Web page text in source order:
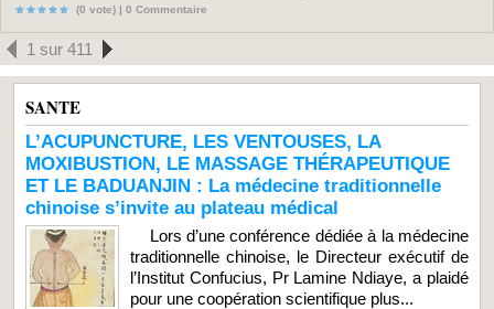
(0 vote) | 0 Commentaire
1 sur 411
SANTE
L’ACUPUNCTURE, LES VENTOUSES, LA
MOXIBUSTION, LE MASSAGE THÉRAPEUTIQUE
ET LE BADUANJIN : La médecine traditionnelle
chinoise s’invite au plateau médical
Lors d’une conférence dédiée à la médecine
traditionnelle chinoise, le Directeur exécutif de
l’Institut Confucius, Pr Lamine Ndiaye, a plaidé
pour une coopération scientifique plus...